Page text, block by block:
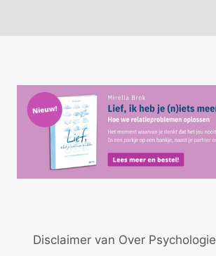
Disclaimer van Over Psychologie